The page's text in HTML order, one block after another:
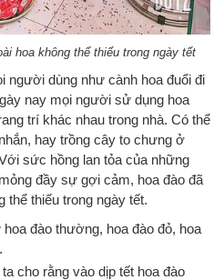
hoa không thể thiếu trong ngày tết
dùng như cành hoa đuổi đi
nay mọi người sử dụng hoa
trí khác nhau trong nhà. Có thể
hay trồng cây to chưng ở
sức hồng lan tỏa của những
đầy sự gợi cảm, hoa đào đã
thể thiếu trong ngày tết.
đào thường, hoa đào đỏ, hoa
cho rằng vào dịp tết hoa đào